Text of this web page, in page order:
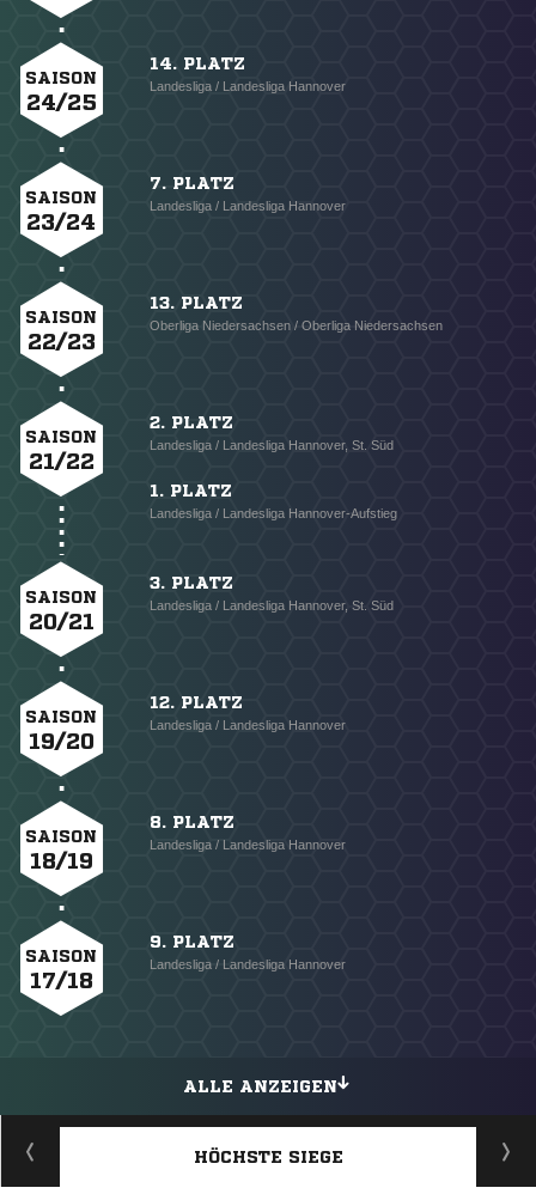
SAISON
24/25
14. PLATZ
Landesliga / Landesliga Hannover
SAISON
23/24
7. PLATZ
Landesliga / Landesliga Hannover
SAISON
22/23
13. PLATZ
Oberliga Niedersachsen / Oberliga Niedersachsen
SAISON
21/22
2. PLATZ
Landesliga / Landesliga Hannover, St. Süd
1. PLATZ
Landesliga / Landesliga Hannover-Aufstieg
SAISON
20/21
3. PLATZ
Landesliga / Landesliga Hannover, St. Süd
SAISON
19/20
12. PLATZ
Landesliga / Landesliga Hannover
SAISON
18/19
8. PLATZ
Landesliga / Landesliga Hannover
SAISON
17/18
9. PLATZ
Landesliga / Landesliga Hannover
ALLE ANZEIGEN
HÖCHSTE SIEGE